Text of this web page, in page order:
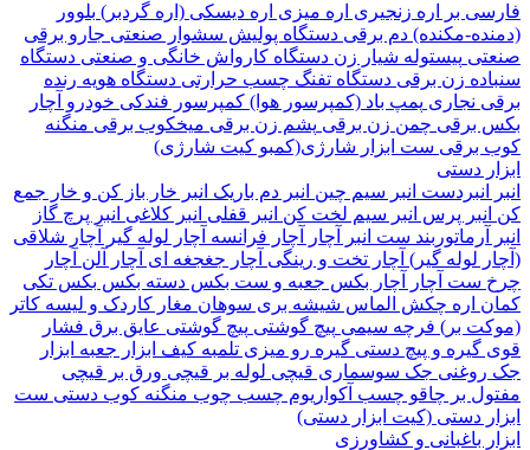
براره زنجیریاره میزیاره دیسکی (اره گردبر)بلوور
مکنده)دم برقی دستگاه پولیشسشوار صنعتیجارو برقی
پیستولهشیار زندستگاه کارواش خانگی و صنعتیدستگاه
زن برقی دستگاه تفنگ چسب حرارتی دستگاه هویه رنده
نجاریپمپ باد (کمپرسور هوا) کمپرسور فندکی خودروآچار
چمن زن برقی پشم زن برقی میخکوب برقی منگنه
ست ابزار شارژی(کمبو کیت شارژی)
دستی
انبر سیم چین انبر دم باریکانبر خار باز کن و خار جمع
پرس انبر سیم لخت کنانبر قفلی انبر کلاغیانبر پرچگاز
ست انبرآچار آچار فرانسه آچار لوله گیرآچار شلاقی
لوله گیر)آچار تخت و رینگی آچار جغجغه ایآچار آلنآچار
ست آچارآچار بکس جعبه و ست بکس دسته بکس بکس تکی
ارهچکشالماس شیشه بریسوهانمغار کاردک و لیسه کاتر
بر)فرچه سیمیپیچ‌ گوشتیپیچ گوشتی عایق برق فشار
گیره و پیچ دستیگیره رو میزیتلمبه کیف ابزار جعبه ابزار
جک سوسماریقیچی لوله برقیچی ورق بر قیچی
برچاقو چسب آکواریوم چسب چوب منگنه کوب دستیست
دستی (کیت ابزار دستی)
باغبانی و کشاورزی